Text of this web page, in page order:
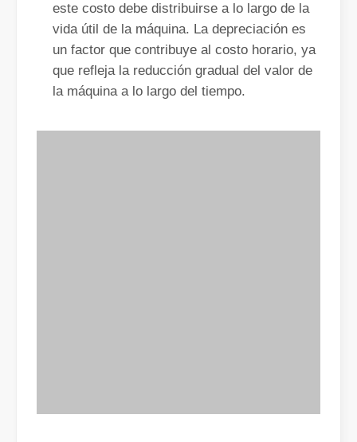
¿Qué es el corte por láser? La ciencia de la rebanada
¿Qué es el corte por láser? La ciencia del corte En esencia, el
este costo debe distribuirse a lo largo de la
vida útil de la máquina. La depreciación es
un factor que contribuye al costo horario, ya
que refleja la reducción gradual del valor de
la máquina a lo largo del tiempo.